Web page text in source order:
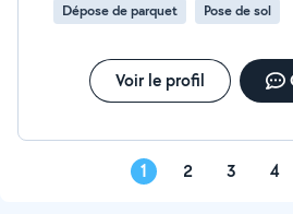
Dépose de parquet Pose de sol
Voir le profil
1 2 3 4